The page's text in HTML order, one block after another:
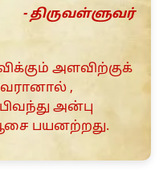
- திருவள்ளுவர்
அளவிற்குக்
,
அன்பு
பயனற்றது.